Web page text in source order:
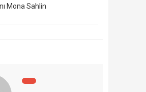
Mona Sahlin